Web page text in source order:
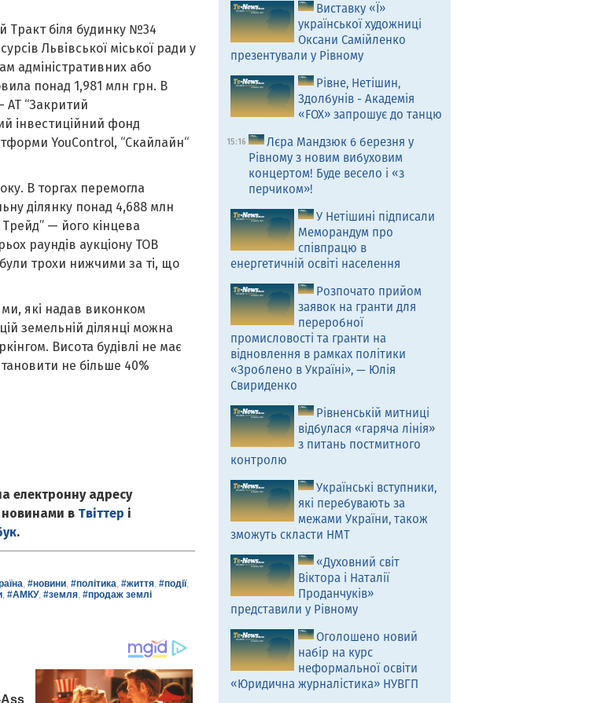
Тракт біля будинку №34
Львівської міської ради у
адміністративних або
понад 1,981 млн грн. В
АТ “Закритий
інвестиційний фонд
YouControl, “Скайлайн“
В торгах перемогла
ділянку понад 4,688 млн
— його кінцева
раундів аукціону ТОВ
трохи нижчими за ті, що
які надав виконком
земельній ділянці можна
Висота будівлі не має
не більше 40%
електронну адресу
новинами в Твіттер і
.
, #новини, #політика, #життя, #події,
, #АМКУ, #земля, #продаж землі
Виставку «Ї»
української художниці
Оксани Самійленко
презентували у Рівному
Рівне, Нетішин,
Здолбунів - Академія
«FOX» запрошує до танцю
15:16
Лєра Мандзюк 6 березня у
Рівному з новим вибуховим
концертом! Буде весело і «з
перчиком»!
У Нетішині підписали
Меморандум про
співпрацю в
енергетичній освіті населення
Розпочато прийом
заявок на гранти для
переробної
промисловості та гранти на
відновлення в рамках політики
«Зроблено в Україні», — Юлія
Свириденко
Рівненській митниці
відбулася «гаряча лінія»
з питань постмитного
контролю
Українські вступники,
які перебувають за
межами України, також
зможуть скласти НМТ
«Духовний світ
Віктора і Наталії
Проданчуків»
представили у Рівному
Оголошено новий
набір на курс
неформальної освіти
«Юридична журналістика» НУВГП